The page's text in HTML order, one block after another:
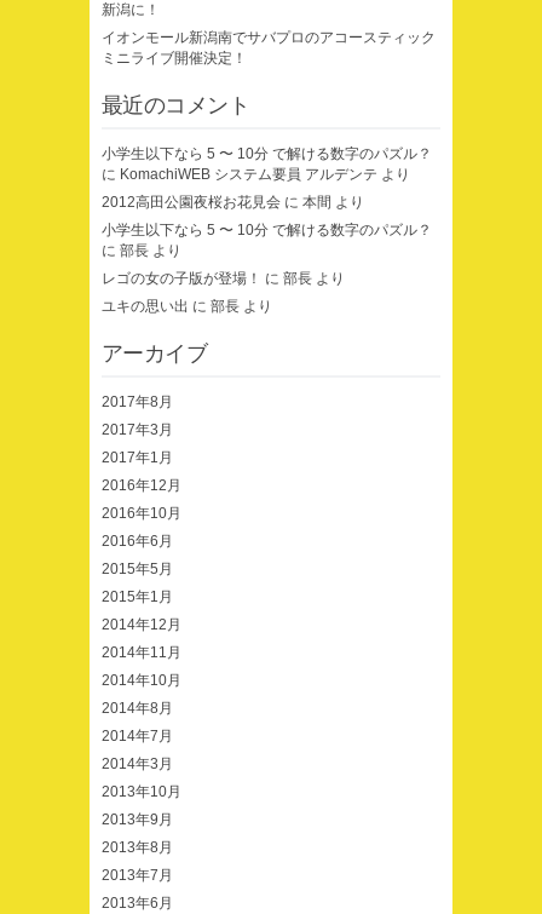
新潟に！
イオンモール新潟南でサバプロのアコースティック
ミニライブ開催決定！
最近のコメント
小学生以下なら 5 〜 10分 で解ける数字のパズル？
に KomachiWEB システム要員 アルデンテ より
2012高田公園夜桜お花見会 に 本間 より
小学生以下なら 5 〜 10分 で解ける数字のパズル？
に 部長 より
レゴの女の子版が登場！
に 部長 より
ユキの思い出 に 部長 より
アーカイブ
2017年8月
2017年3月
2017年1月
2016年12月
2016年10月
2016年6月
2015年5月
2015年1月
2014年12月
2014年11月
2014年10月
2014年8月
2014年7月
2014年3月
2013年10月
2013年9月
2013年8月
2013年7月
2013年6月